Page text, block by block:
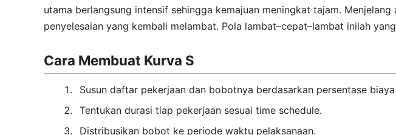
utama berlangsung intensif sehingga kemajuan meningkat tajam. Menjelang
penyelesaian yang kembali melambat. Pola lambat–cepat–lambat inilah
Cara Membuat Kurva S
Susun daftar pekerjaan dan bobotnya berdasarkan persentase
Tentukan durasi tiap pekerjaan sesuai time schedule.
Distribusikan bobot ke periode waktu pelaksanaan.